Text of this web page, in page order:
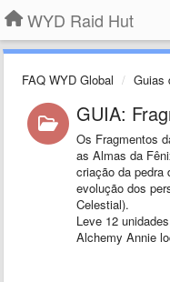
WYD Raid Hut
FAQ WYD Global Guias
GUIA:
Os Fragmentos
as Almas da
criação da pedra
evolução dos
Celestial).
Leve 12
Alchemy Annie